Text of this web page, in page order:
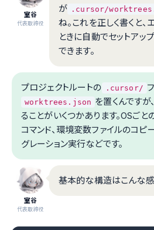
室谷
代表取締役
が .cursor/
ね。これを正しく書くと
ときに自動でセットアッ
できます。
プロジェクトルートの .cursor/
worktrees.json を置くんですが
ることがいくつかあります。OSごと
コマンド、環境変数ファイルのコピ
グレーション実行などです。
室谷
代表取締役
基本的な構造はこんな感